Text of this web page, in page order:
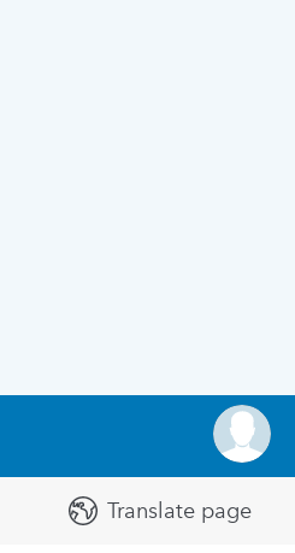
Translate page